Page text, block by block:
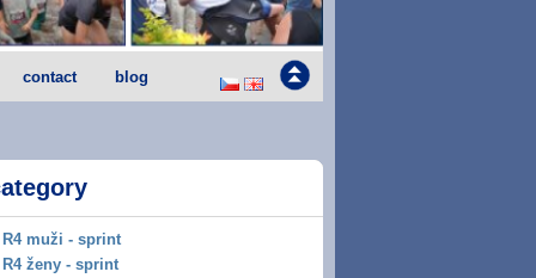
contact blog
R4 muži - sprint
R4 ženy - sprint